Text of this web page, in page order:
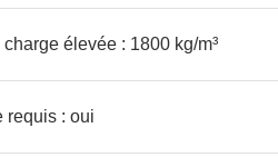
élevée : 1800 kg/m³
requis : oui